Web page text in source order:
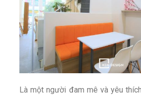
Là một người đam mê và yêu